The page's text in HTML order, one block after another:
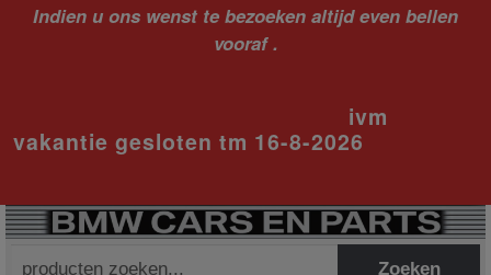
Indien u ons wenst te bezoeken altijd even bellen
vooraf .
ivm
vakantie gesloten tm 16-8-2026
Zoeken